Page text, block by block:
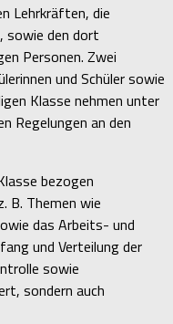
Lehrkräften, die
sowie den dort
Personen. Zwei
und Schüler sowie
Klasse nehmen unter
Regelungen an den
bezogen
B. Themen wie
das Arbeits- und
und Verteilung der
sowie
sondern auch